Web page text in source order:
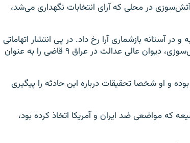
در محلی که آرای انتخابات نگهداری می‌شد،
آستانه بازشماری آرا رخ داد. در پی انتشار اتهاماتی
درباره تخلفات انتخاباتی، روز یکشنبه و ساعتی قبل از آتش‌سوزی، دیوان عالی عدالت در عراق ۹ قاضی را به عنوان
و او شخصا تحقیقات درباره این حادثه را پیگیری
که مواضعی ضد ایران و آمریکا اتخاذ کرده بود،